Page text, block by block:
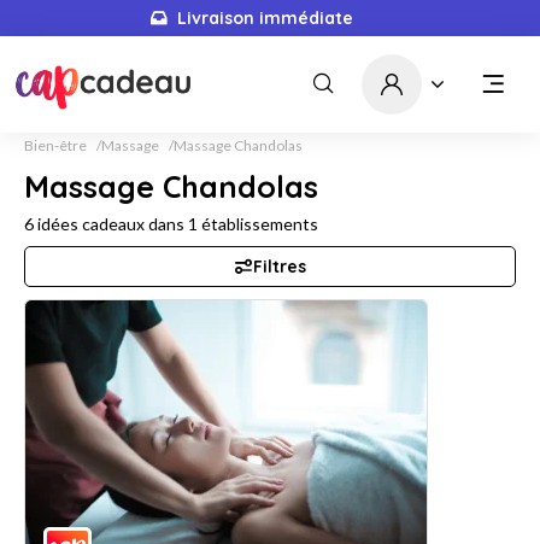
Livraison immédiate
Bien-être Massage Massage Chandolas
Massage Chandolas
6idées cadeaux dans 1 établissements
Filtres